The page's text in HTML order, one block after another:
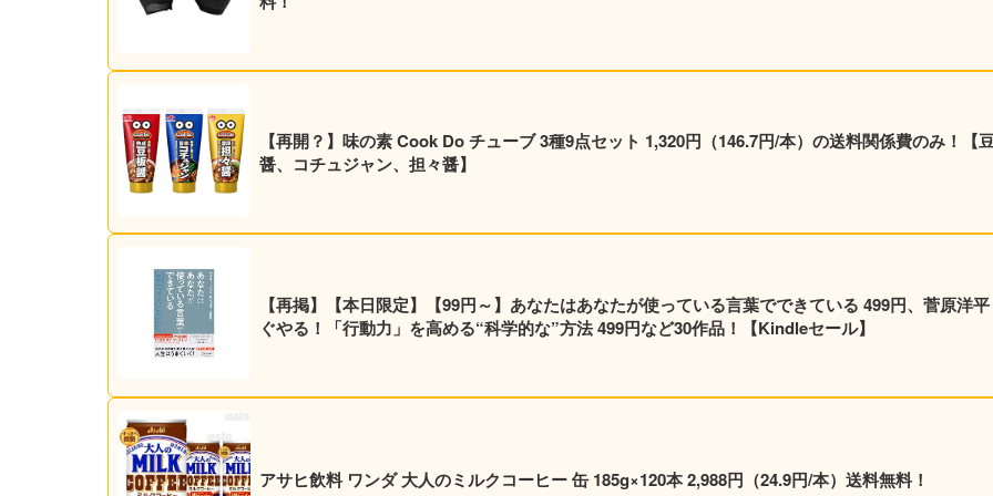
【再開？】味の素 Cook Do チューブ 3種9点セット 1,320円（146.7円/本）の送料関係費のみ！【
醤、コチュジャン、担々醤】
【再掲】【本日限定】【99円～】あなたはあなたが使っている言葉でできている 499円、菅原洋
ぐやる！「行動力」を高める“科学的な”方法 499円など30作品！【Kindleセール】
アサヒ飲料 ワンダ 大人のミルクコーヒー 缶 185g×120本 2,988円（24.9円/本）送料無料！